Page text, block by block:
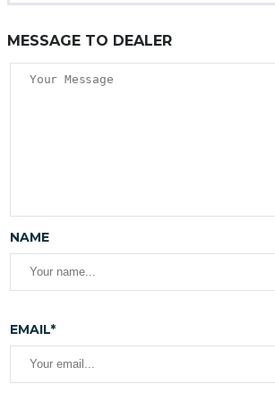
MESSAGE TO DEALER
NAME
EMAIL*